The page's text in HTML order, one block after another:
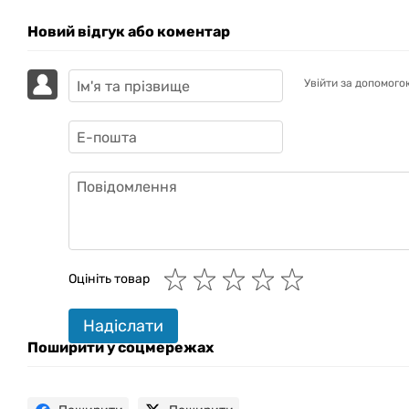
Новий відгук або коментар
Увійти за
Оцініть товар
Надіслати
Поширити у соцмережах
GAZIKAI
Привіт! 👋 Я Gazik AI — допоможу
підібрати вживану комп'ютерну
техніку. Що шукаєш?